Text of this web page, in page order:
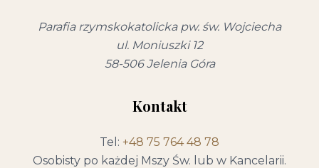
Parafia rzymskokatolicka pw. św. Wojciecha
ul. Moniuszki 12
58-506 Jelenia Góra
Kontakt
Tel: +48 75 764 48 78
Osobisty po każdej Mszy Św. lub w Kancelarii.